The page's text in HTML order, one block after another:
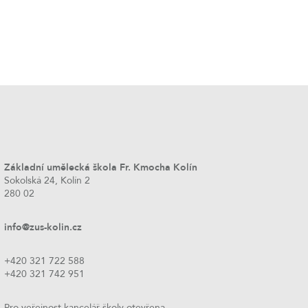
Základní umělecká škola Fr. Kmocha Kolín
Sokolská 24, Kolín 2
280 02
info@zus-kolin.cz
+420 321 722 588
+420 321 742 951